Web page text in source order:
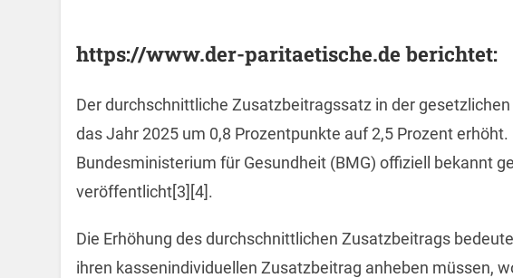
https://www.der-paritaetische.de berichtet:
Der durchschnittliche Zusatzbeitragssatz in der
das Jahr 2025 um 0,8 Prozentpunkte auf 2,5 Prozent
Bundesministerium für Gesundheit (BMG) offiziell bekannt
veröffentlicht[3][4].
Die Erhöhung des durchschnittlichen Zusatzbeitrags
ihren kassenindividuellen Zusatzbeitrag anheben müssen,